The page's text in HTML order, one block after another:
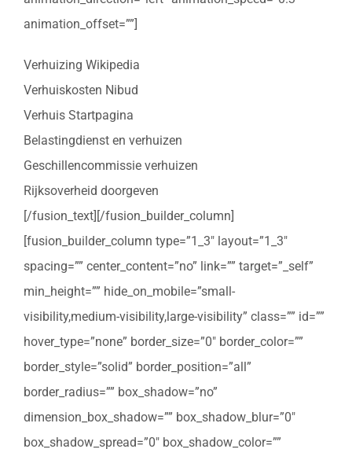
animation_offset=””]
Verhuizing Wikipedia
Verhuiskosten Nibud
Verhuis Startpagina
Belastingdienst en verhuizen
Geschillencommissie verhuizen
Rijksoverheid doorgeven
[/fusion_text][/fusion_builder_column]
[fusion_builder_column type=”1_3″ layout=”1_3″
spacing=”” center_content=”no” link=”” target=”_self”
min_height=”” hide_on_mobile=”small-
visibility,medium-visibility,large-visibility” class=”” id=””
hover_type=”none” border_size=”0″ border_color=””
border_style=”solid” border_position=”all”
border_radius=”” box_shadow=”no”
dimension_box_shadow=”” box_shadow_blur=”0″
box_shadow_spread=”0″ box_shadow_color=””